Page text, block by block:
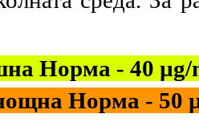
Норма - 40 µg/
Норма - 50